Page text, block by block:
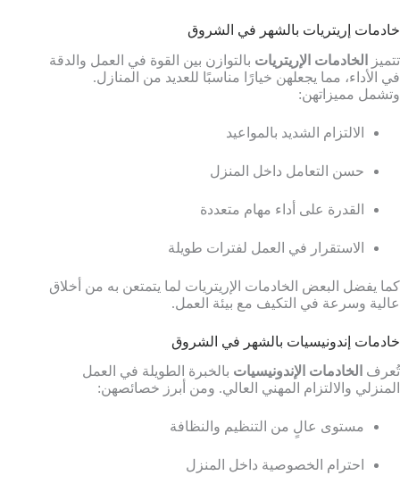
خادمات إريتريات بالشهر في الشروق
تتميز
الخادمات الإريتريات بالتوازن بين القوة في العمل والدقة
في الأداء، مما يجعلهن خيارًا مناسبًا للعديد من المنازل.
وتشمل مميزاتهن:
الالتزام الشديد بالمواعيد
حسن التعامل داخل المنزل
القدرة على أداء مهام متعددة
الاستقرار في العمل لفترات طويلة
كما يفضل البعض الخادمات الإريتريات لما يتمتعن به من أخلاق
عالية وسرعة في التكيف مع بيئة العمل.
خادمات إندونيسيات بالشهر في الشروق
تُعرف الخادمات الإندونيسيات بالخبرة الطويلة في العمل
المنزلي والالتزام المهني العالي. ومن أبرز خصائصهن:
مستوى عالٍ من التنظيم والنظافة
احترام الخصوصية داخل المنزل